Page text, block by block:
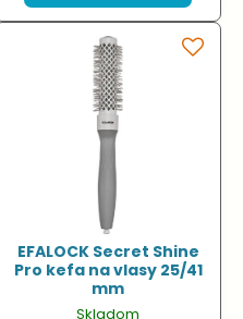
EFALOCK Secret Shine
Pro kefa na vlasy 25/41
mm
Skladom